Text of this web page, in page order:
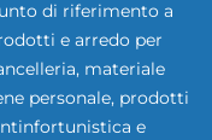
di riferimento a
e arredo per
materiale
personale, prodotti
e